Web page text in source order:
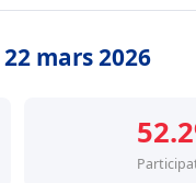
mars 2026